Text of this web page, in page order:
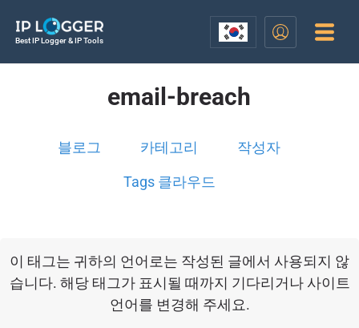
Best IP Logger & IP Tools
email-breach
블로그 카테고리 작성자
Tags 클라우드